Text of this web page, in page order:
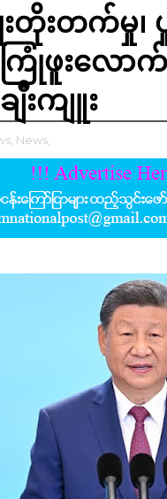
တိုးတက်မှု၊
ဖူးလောက်သ
းကျူး
News,